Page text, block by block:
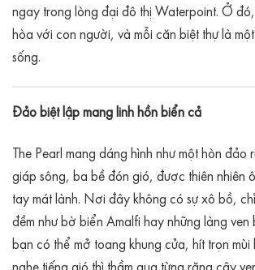
ngay trong lòng đại đô thị Waterpoint. Ở
hòa với con người, và mỗi căn biệt thự là
sống.
Đảo biệt lập mang linh hồn biển cả
The Pearl mang dáng hình như một hòn đảo
giáp sông, ba bề đón gió, được thiên nhiên
tay mát lành. Nơi đây không có sự xô bồ,
đềm như bờ biển Amalfi hay những làng
bạn có thể mở toang khung cửa, hít trọn
nghe tiếng gió thì thầm qua từng rặng cây